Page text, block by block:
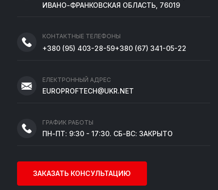
ИВАНО-ФРАНКОВСКАЯ ОБЛАСТЬ, 76019
КОНТАКТНЫЕ ТЕЛЕФОНЫ
+380 (95) 403-28-59+380 (67) 341-05-22
ЕЛЕКТРОННЫЙ АДРЕС
EUROPROFTECH@UKR.NET
ГРАФИК РАБОТЫ
ПН-ПТ: 9:30 - 17:30. СБ-ВС: ЗАКРЫТО
ЗАКАЗАТЬ КОНСУЛЬТАЦИЮ